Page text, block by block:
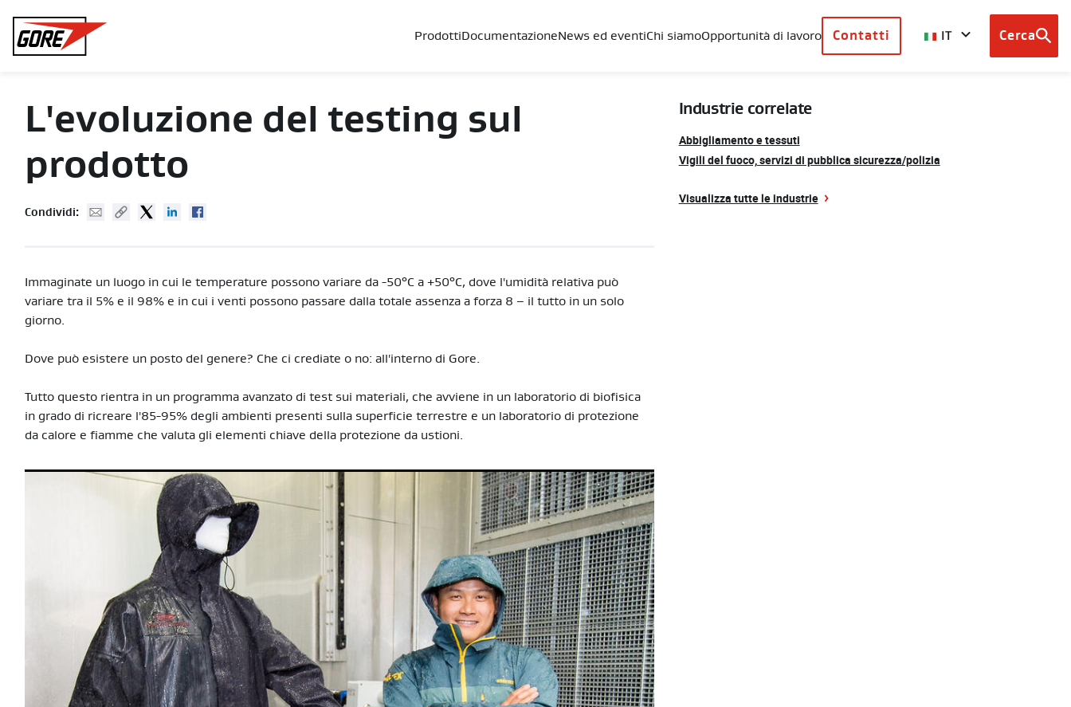
Gore
ProdottiDocumentazioneNews ed eventiChi siamoOpportunità di lavoro Contatti IT
Browse
Cerca
L'evoluzione del testing sul
prodotto
Condividi: Mail Copy URLTwitterLinked In
Immaginate un luogo in cui le temperature possono variare da -50°C a +50°C, dove l'umidità relativa può
variare tra il 5% e il 98% e in cui i venti possono passare dalla totale assenza a forza 8 – il tutto in un solo
giorno.
Dove può esistere un posto del genere? Che ci crediate o no: all'interno di Gore.
Tutto questo rientra in un programma avanzato di test sui materiali, che avviene in un laboratorio di biofisica
in grado di ricreare l'85-95% degli ambienti presenti sulla superficie terrestre e un laboratorio di protezione
da calore e fiamme che valuta gli elementi chiave della protezione da ustioni.
Industrie correlate
Abbigliamento e tessuti
Vigili del fuoco, servizi di pubblica sicurezza/polizia
Visualizza tutte le industrie